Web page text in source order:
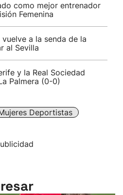
como mejor entrenador
Femenina
a la senda de la
al Sevilla
y la Real Sociedad
Palmera (0-0)
Deportistas